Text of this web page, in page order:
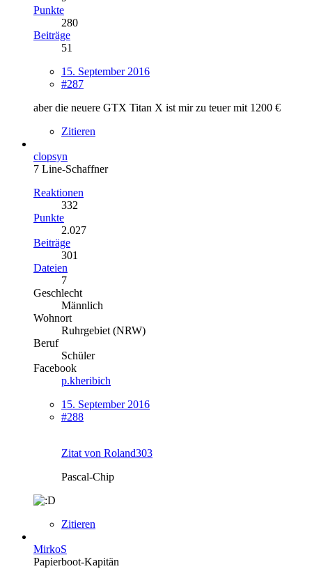
Punkte
280
Beiträge
51
15. September 2016
#287
aber die neuere GTX Titan X ist mir zu teuer mit 1200 €
Zitieren
clopsyn
7 Line-Schaffner
Reaktionen
332
Punkte
2.027
Beiträge
301
Dateien
7
Geschlecht
Männlich
Wohnort
Ruhrgebiet (NRW)
Beruf
Schüler
Facebook
p.kheribich
15. September 2016
#288
Zitat von Roland303
Pascal-Chip
Zitieren
MirkoS
Papierboot-Kapitän